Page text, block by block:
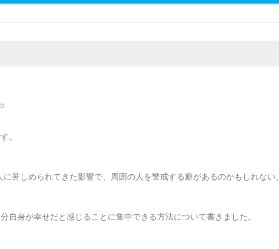
。
苦しめられてきた影響で、周囲の人を警戒する癖があるのかもしれない、
自身が幸せだと感じることに集中できる方法について書きました。